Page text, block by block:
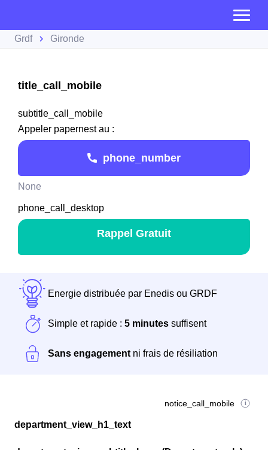
Grdf Gironde
title_call_mobile
subtitle_call_mobile
Appeler papernest au :
phone_number
None
phone_call_desktop
Rappel Gratuit
Energie distribuée par Enedis ou GRDF
Simple et rapide : 5 minutes suffisent
Sans engagement ni frais de résiliation
notice_call_mobile
department_view_h1_text